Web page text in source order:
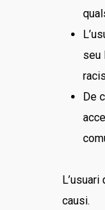
seu
De
causi.